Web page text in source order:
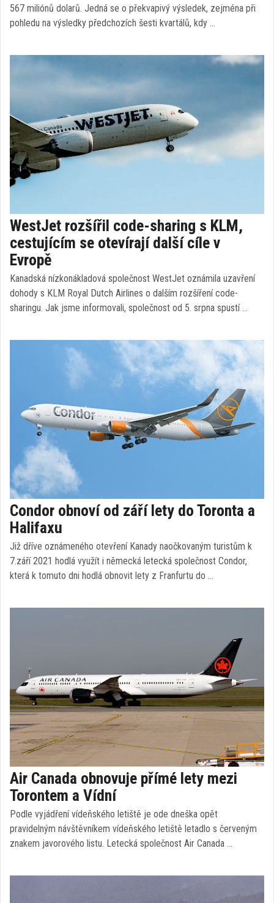
567 miliónů dolarů. Jedná se o překvapivý výsledek, zejména při
pohledu na výsledky předchozích šesti kvartálů, kdy …
WestJet rozšířil code-sharing s KLM,
cestujícím se otevírají další cíle v
Evropě
Kanadská nízkonákladová společnost WestJet oznámila uzavření
dohody s KLM Royal Dutch Airlines o dalším rozšíření code-
sharingu. Jak jsme informovali, společnost od 5. srpna spustí …
Condor obnoví od září lety do Toronta a
Halifaxu
Již dříve oznámeného otevření Kanady naočkovaným turistům k
7.září 2021 hodlá využít i německá letecká společnost Condor,
která k tomuto dni hodlá obnovit lety z Franfurtu do …
Air Canada obnovuje přímé lety mezi
Torontem a Vídní
Podle vyjádření vídeňského letiště je ode dneška opět
pravidelným návštěvníkem vídeňského letiště letadlo s červeným
znakem javorového listu. Letecká společnost Air Canada …